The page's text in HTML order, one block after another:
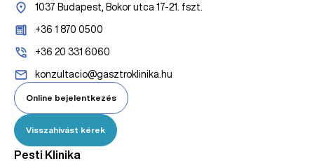
1037 Budapest, Bokor utca 17-21. fszt.
+36 1 870 0500
+36 20 331 6060
konzultacio@gasztroklinika.hu
Online bejelentkezés
Visszahívást kérek
Pesti Klinika